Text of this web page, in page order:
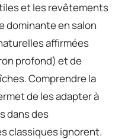
et les revêtements
dominante en salon
affirmées
profond) et de
Comprendre la
de les adapter à
dans des
classiques ignorent.